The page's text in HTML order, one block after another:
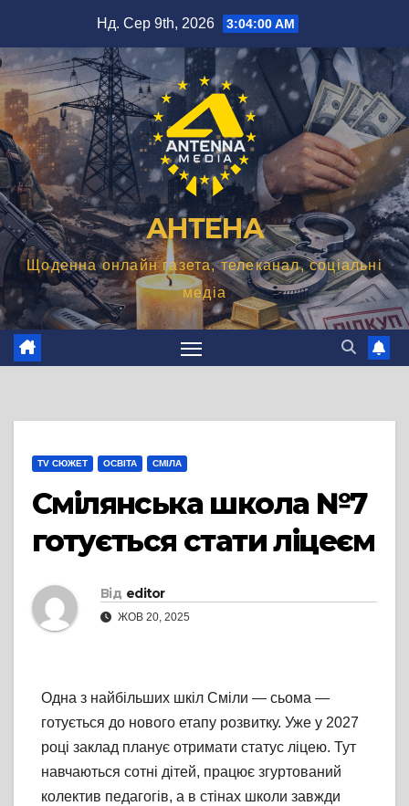
вмісту
Нд. Сер 9th, 2026 3:04:01 AM
АНТЕНА
Щоденна онлайн газета, телеканал, соціальні
медіа
TV СЮЖЕТ ОСВІТА СМІЛА
Смілянська школа №7
готується стати ліцеєм
Від editor
ЖОВ 20, 2025
Одна з найбільших шкіл Сміли — сьома —
готується до нового етапу розвитку. Уже у 2027
році заклад планує отримати статус ліцею. Тут
навчаються сотні дітей, працює згуртований
колектив педагогів, а в стінах школи завжди